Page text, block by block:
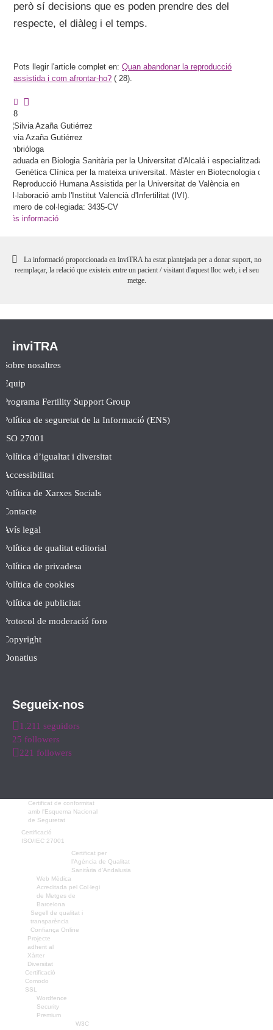
però sí decisions que es poden prendre des del
respecte, el diàleg i el temps.
Pots llegir l'article complet en:Quan abandonar la reproducció
assistida i com afrontar-ho? ( 28).
8
Silvia Azaña Gutiérrez
Embrióloga
Graduada en Biologia Sanitària per la Universitat d'Alcalá i especialitzada
en Genètica Clínica per la mateixa universitat. Màster en Biotecnologia de
la Reproducció Humana Assistida per la Universitat de València en
col·laboració amb l'Institut Valencià d'Infertilitat (IVI).
Número de col·legiada: 3435-CV
Més informació
La informació proporcionada en inviTRA ha estat plantejada per a donar suport, no
reemplaçar, la relació que existeix entre un pacient / visitant d'aquest lloc web, i el seu
metge.
inviTRA
Sobre nosaltres
Equip
Programa Fertility Support Group
Política de seguretat de la Informació (ENS)
ISO 27001
Política d’igualtat i diversitat
Accessibilitat
Política de Xarxes Socials
Contacte
Avís legal
Política de qualitat editorial
Política de privadesa
Política de cookies
Política de publicitat
Protocol de moderació foro
Copyright
Donatius
Segueix-nos
1.211 seguidors
25 followers
221 followers
Certificat de conformitat
amb l'Esquema Nacional
de Seguretat
Certificació
ISO/IEC 27001
Certificat per
l’Agència de Qualitat
Sanitària d’Andalusia
Web Mèdica
Acreditada pel Col·legi
de Metges de
Barcelona
Segell de qualitat i
transparència
Confiança Online
Projecte
adherit al
Xàrter
Diversitat
Certificació
Comodo
SSL
Wordfence
Security
Premium
W3C